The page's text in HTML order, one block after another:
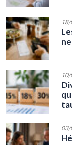
03/